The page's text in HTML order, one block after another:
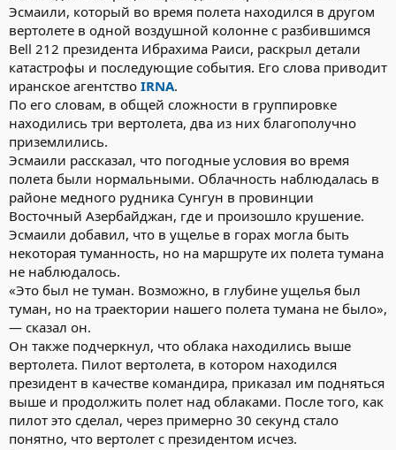
Эсмаили, который во время полета находился в другом
вертолете в одной воздушной колонне с разбившимся
Bell 212 президента Ибрахима Раиси, раскрыл детали
катастрофы и последующие события. Его слова приводит
иранское агентство IRNA.
По его словам, в общей сложности в группировке
находились три вертолета, два из них благополучно
приземлились.
Эсмаили рассказал, что погодные условия во время
полета были нормальными. Облачность наблюдалась в
районе медного рудника Сунгун в провинции
Восточный Азербайджан, где и произошло крушение.
Эсмаили добавил, что в ущелье в горах могла быть
некоторая туманность, но на маршруте их полета тумана
не наблюдалось.
«Это был не туман. Возможно, в глубине ущелья был
туман, но на траектории нашего полета тумана не было»,
— сказал он.
Он также подчеркнул, что облака находились выше
вертолета. Пилот вертолета, в котором находился
президент в качестве командира, приказал им подняться
выше и продолжить полет над облаками. После того, как
пилот это сделал, через примерно 30 секунд стало
понятно, что вертолет с президентом исчез.